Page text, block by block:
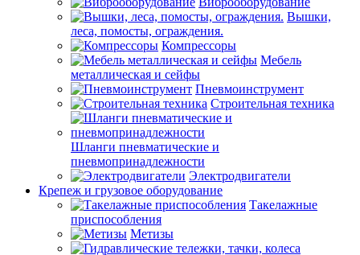
Вышки,
леса, помосты, ограждения.
Компрессоры
Мебель
металлическая и сейфы
Пневмоинструмент
Строительная техника
Шланги пневматические и
пневмопринадлежности
Электродвигатели
Крепеж и грузовое оборудование
Такелажные
приспособления
Метизы